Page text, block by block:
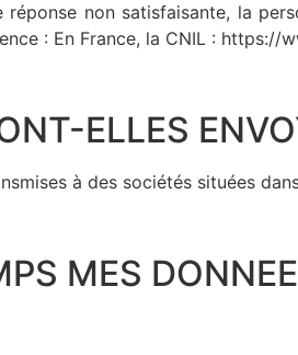
non satisfaisante, la
: En France, la CNIL : https://
ELLES
à des sociétés situées
MES